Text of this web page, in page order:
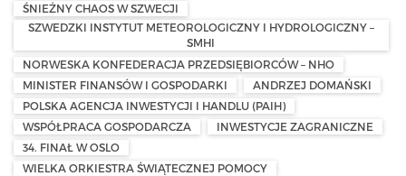
ŚNIEŻNY CHAOS W SZWECJI
SZWEDZKI INSTYTUT METEOROLOGICZNY I HYDROLOGICZNY –
SMHI
NORWESKA KONFEDERACJA PRZEDSIĘBIORCÓW – NHO
MINISTER FINANSÓW I GOSPODARKI
ANDRZEJ DOMAŃSKI
POLSKA AGENCJA INWESTYCJI I HANDLU (PAIH)
WSPÓŁPRACA GOSPODARCZA
INWESTYCJE ZAGRANICZNE
34. FINAŁ W OSLO
WIELKA ORKIESTRA ŚWIĄTECZNEJ POMOCY